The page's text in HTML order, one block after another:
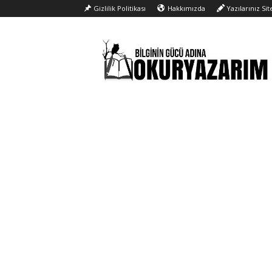
Gizlilik Politikası Hakkımızda Yazılarınız
Yazarım